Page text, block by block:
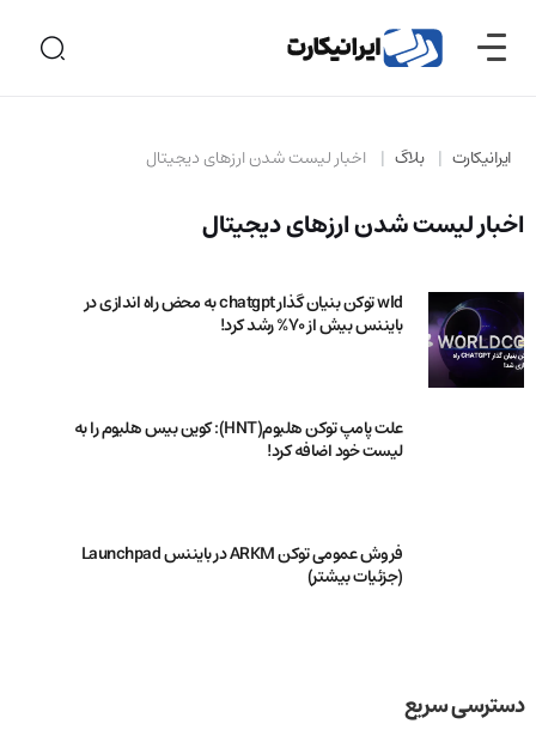
ایرانیکارت بلاگ اخبار لیست شدن ارزهای دیجیتال
اخبار لیست شدن ارزهای دیجیتال
wld توکن بنیان گذار chatgpt به محض راه اندازی در
بایننس بیش از 70% رشد کرد!
علت پامپ توکن هلیوم(HNT): کوین بیس هلیوم را به
لیست خود اضافه کرد!
فروش عمومی توکن ARKM در بایننس Launchpad
(جزئیات بیشتر)
دسترسی سریع